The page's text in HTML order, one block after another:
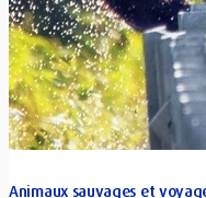
Animaux sauvages et